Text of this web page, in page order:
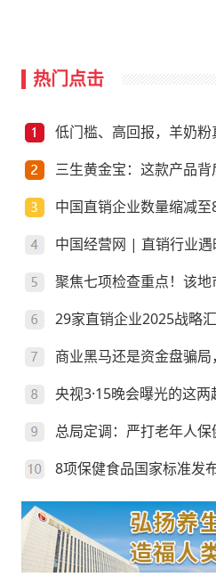
热门点击
低门槛、高回报，羊奶粉
三生黄金宝：这款产品
中国直销企业数量缩减
中国经营网 | 直销行业遇
聚焦七项检查重点！该地
29家直销企业2025战略
商业黑马还是资金盘骗
央视3·15晚会曝光的这
总局定调：严打老年人
8项保健食品国家标准发